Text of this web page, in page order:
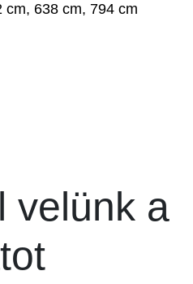
cm, 638 cm, 794 cm
velünk a